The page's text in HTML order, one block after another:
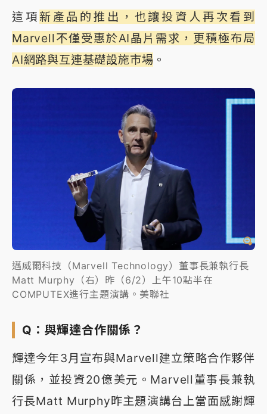
這項 新產品的推出，也讓投資人再次看到
Marvell不僅受惠於AI晶片需求，更積極布局
AI網路與互連基礎設施市場 。
邁威爾科技（Marvell Technology）董事長兼執行長
Matt Murphy（右）昨（6/2）上午10點半在
COMPUTEX進行主題演講。美聯社
Q：與輝達合作關係？
輝達今年3月宣布與Marvell建立策略合作夥伴
關係，並投資20億美元。Marvell董事長兼執
行長Matt Murphy昨主題演講台上當面感謝輝